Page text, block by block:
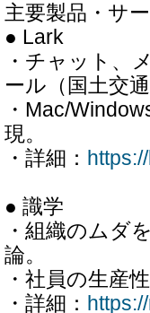
主要製品・サ
● Lark
・チャット、
ール（国土交通
・Mac/
現。
・詳細：
● 識学
・組織のムダ
論。
・社員の生産
・詳細：